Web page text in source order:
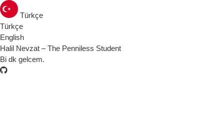
Türkçe
Türkçe
English
Halil Nevzat – The Penniless Student
Bi dk gelcem.